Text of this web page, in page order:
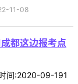
11-08
都这边报考点
间:2020-09-191